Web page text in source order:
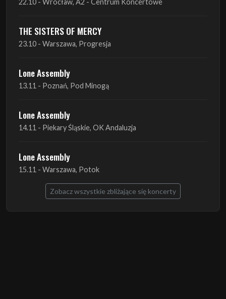
THE SISTERS OF MERCY
23.10 - Warszawa, Progresja
Lone Assembly
13.11 - Poznań, Pod Minogą
Lone Assembly
14.11 - Piekary Śląskie, OK Andaluzja
Lone Assembly
15.11 - Warszawa, Potok
Zobacz wszystkie zbliżające się koncerty